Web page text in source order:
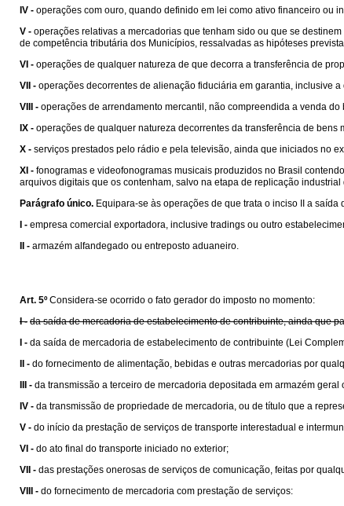
IV - operações com ouro, quando definido em lei como ativo financeiro ou
V - operações relativas a mercadorias que tenham sido ou que se
de competência tributária dos Municípios, ressalvadas as hipóteses
VI - operações de qualquer natureza de que decorra a transferência de
VII - operações decorrentes de alienação fiduciária em garantia, inclusive
VIII - operações de arrendamento mercantil, não compreendida a venda
IX - operações de qualquer natureza decorrentes da transferência de
X - serviços prestados pelo rádio e pela televisão, ainda que iniciados no
XI - fonogramas e videofonogramas musicais produzidos no Brasil
arquivos digitais que os contenham, salvo na etapa de replicação
Parágrafo único. Equipara-se às operações de que trata o inciso II a
I - empresa comercial exportadora, inclusive tradings ou outro
II - armazém alfandegado ou entreposto aduaneiro.
Art. 5º Considera-se ocorrido o fato gerador do imposto no momento:
I - da saída de mercadoria de estabelecimento de contribuinte, ainda que
I - da saída de mercadoria de estabelecimento de contribuinte (Lei
II - do fornecimento de alimentação, bebidas e outras mercadorias por
III - da transmissão a terceiro de mercadoria depositada em armazém
IV - da transmissão de propriedade de mercadoria, ou de título que a
V - do início da prestação de serviços de transporte interestadual e
VI - do ato final do transporte iniciado no exterior;
VII - das prestações onerosas de serviços de comunicação, feitas por
VIII - do fornecimento de mercadoria com prestação de serviços: